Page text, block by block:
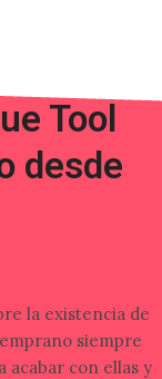
Tool
desde
la existencia de
siempre
acabar con ellas y